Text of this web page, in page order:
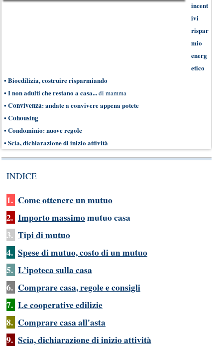
incent
ivi
rispar
mio
energ
etico
• Bioedilizia, costruire risparmiando
• I non adulti che restano a casa...di mamma
• Convivenza: andate a convivere appena potete
• Cohousing
• Condominio: nuove regole
• Scia, dichiarazione di inizio attività
INDICE
1. Come ottenere un mutuo
2. Importo massimomutuo casa
3. Tipi di mutuo
4. Spese di mutuo, costo di un mutuo
5. L’ipoteca sulla casa
6. Comprare casa, regole e consigli
7. Le cooperative edilizie
8. Comprare casa all'asta
9. Scia, dichiarazione di inizio attività